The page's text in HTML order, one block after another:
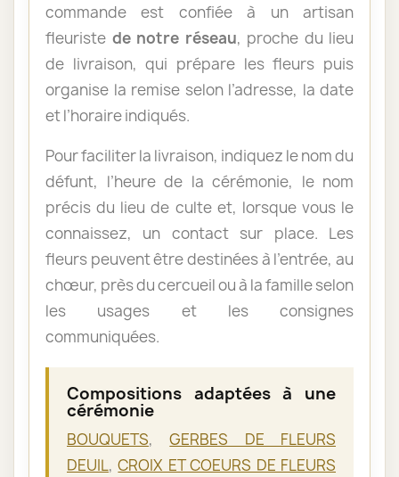
commande est confiée à un artisan
fleuriste de notre réseau, proche du lieu
de livraison, qui prépare les fleurs puis
organise la remise selon l’adresse, la date
et l’horaire indiqués.
Pour faciliter la livraison, indiquez le nom du
défunt, l’heure de la cérémonie, le nom
précis du lieu de culte et, lorsque vous le
connaissez, un contact sur place. Les
fleurs peuvent être destinées à l’entrée, au
chœur, près du cercueil ou à la famille selon
les usages et les consignes
communiquées.
Compositions adaptées à une
cérémonie
BOUQUETS,GERBES DE FLEURS
DEUIL,CROIX ET COEURS DE FLEURS